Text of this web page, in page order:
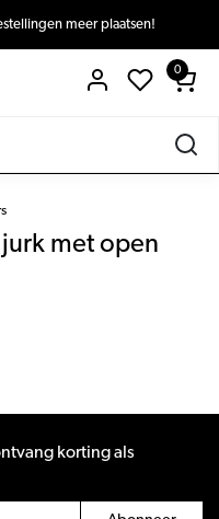
meer plaatsen!
0
met open
korting als